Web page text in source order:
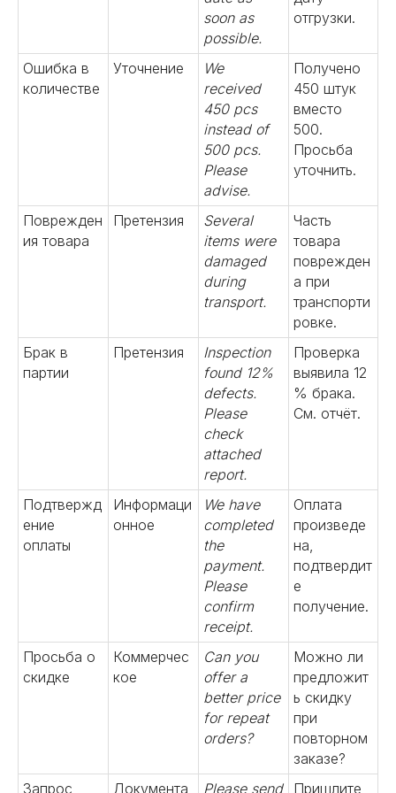
soon as
possible.
отгрузки.
Ошибка в
количестве
Уточнение
We
received
450 pcs
instead of
500 pcs.
Please
advise.
Получено
450 штук
вместо
500.
Просьба
уточнить.
Поврежден
ия товара
Претензия
Several
items were
damaged
during
transport.
Часть
товара
поврежден
а при
транспорти
ровке.
Брак в
партии
Претензия
Inspection
found 12%
defects.
Please
check
attached
report.
Проверка
выявила 12
% брака.
См. отчёт.
Подтвержд
ение
оплаты
Информаци
онное
We have
completed
the
payment.
Please
confirm
receipt.
Оплата
произведе
на,
подтвердит
е
получение.
Просьба о
скидке
Коммерчес
кое
Can you
offer a
better price
for repeat
orders?
Можно ли
предложит
ь скидку
при
повторном
заказе?
Запрос
Документа Please send Пришлите